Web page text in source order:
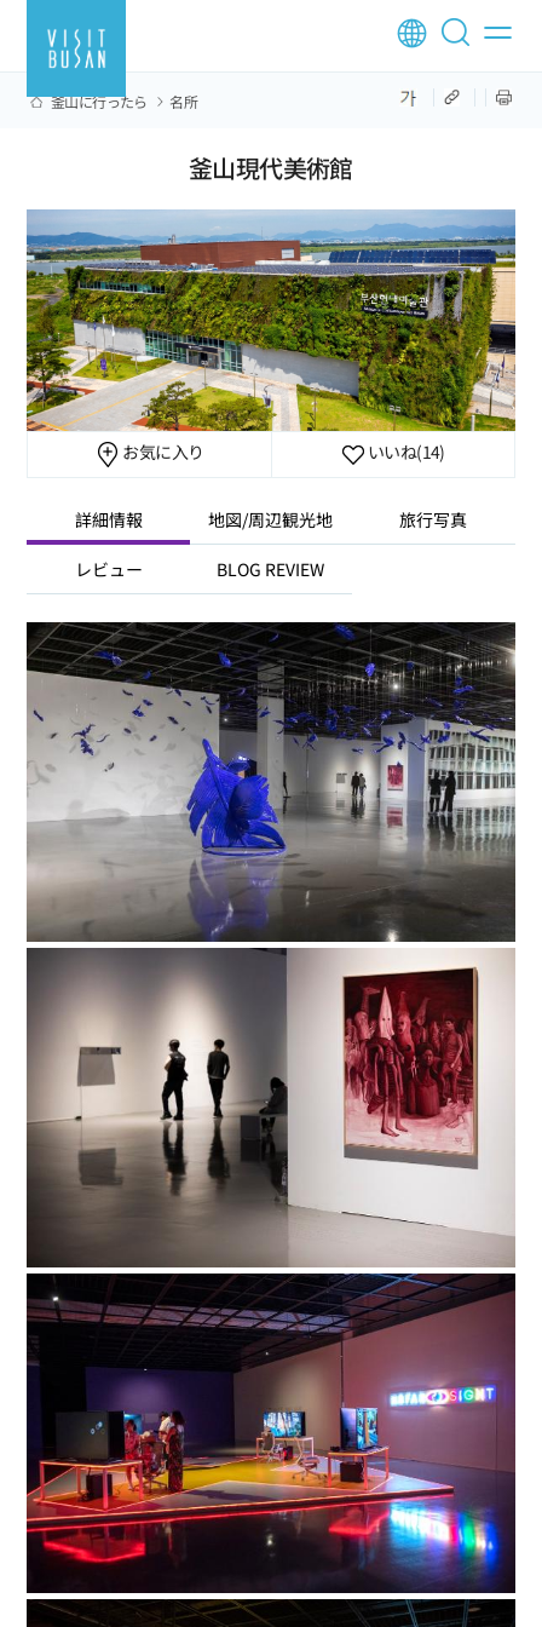
釜山に行ったら 名所
釜山現代美術館
お気に入り いいね(14)
詳細情報 地図/周辺観光地 旅行写真
レビュー BLOG REVIEW